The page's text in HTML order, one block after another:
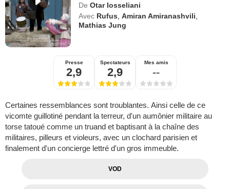
De Otar Iosseliani
Avec Rufus ,Amiran Amiranashvili
Mathias Jung
Presse
2,9
Spectateurs
2,9
Mes amis
--
Certaines ressemblances sont troublantes. Ainsi celle de ce
vicomte guillotiné pendant la terreur, d'un aumônier militaire au
torse tatoué comme un truand et baptisant à la chaîne des
militaires, pilleurs et violeurs, avec un clochard parisien et
finalement d'un concierge lettré d'un gros immeuble.
VOD